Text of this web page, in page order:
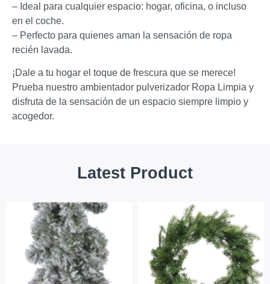
– Ideal para cualquier espacio: hogar, oficina, o incluso
en el coche.
– Perfecto para quienes aman la sensación de ropa
recién lavada.
¡Dale a tu hogar el toque de frescura que se merece!
Prueba nuestro ambientador pulverizador Ropa Limpia y
disfruta de la sensación de un espacio siempre limpio y
acogedor.
Latest Product